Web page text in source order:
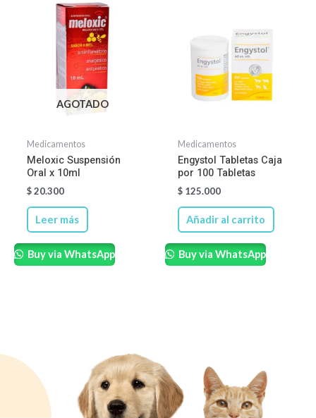
AGOTADO
Medicamentos
Meloxic Suspensión
Oral x 10ml
$20.300
Leer más
Buy via WhatsApp
Medicamentos
Engystol Tabletas Caja
por 100 Tabletas
$125.000
Añadir al carrito
Buy via WhatsApp